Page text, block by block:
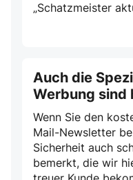
„Schatzmeister
Auch die
Werbung sind
Wenn Sie den
Mail-Newsletter
Sicherheit auch
bemerkt, die wir